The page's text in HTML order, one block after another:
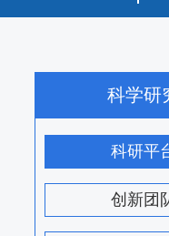
科学研
科研平
创新团